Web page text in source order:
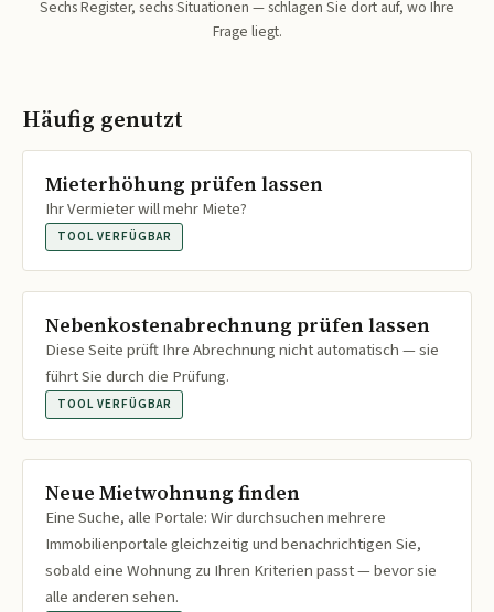
Sechs Register, sechs Situationen — schlagen Sie dort auf, wo Ihre
Frage liegt.
Häufig genutzt
Mieterhöhung prüfen lassen
Ihr Vermieter will mehr Miete?
TOOL VERFÜGBAR
Nebenkostenabrechnung prüfen lassen
Diese Seite prüft Ihre Abrechnung nicht automatisch — sie
führt Sie durch die Prüfung.
TOOL VERFÜGBAR
Neue Mietwohnung finden
Eine Suche, alle Portale: Wir durchsuchen mehrere
Immobilienportale gleichzeitig und benachrichtigen Sie,
sobald eine Wohnung zu Ihren Kriterien passt — bevor sie
alle anderen sehen.